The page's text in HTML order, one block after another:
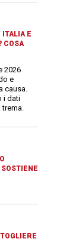
ITALIA E
COSA
2026
e
causa.
i dati
trema.